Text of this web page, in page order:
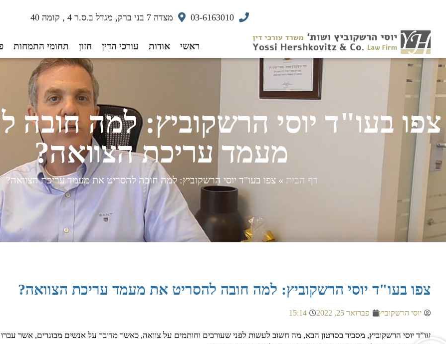
03-6163010 מצדה 7 בני ברק, מגדל ב.ס.ר 4 , קומה 40
ראשי אודות עורכי הדין חזון תחומי התמחות
צפו בעו"ד יוסי הרשקוביץ: למה חובה
מעמד עריכת הצוואה?
דף הבית »צפו בעו"ד יוסי הרשקוביץ: למה חובה להסריט את מעמד עריכת הצוואה?
צפו בעו"ד יוסי הרשקוביץ: למה חובה להסריט את מעמד עריכת הצוואה?
יוסי הרשקוביץ פברואר 25, 2022 15:14